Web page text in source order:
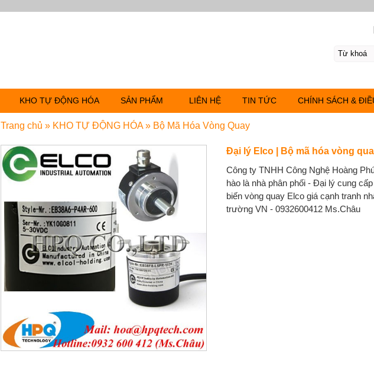
Đại lý Elco | Bộ mã hóa vòng
Công ty TNHH Công Nghệ Hoàng
hào là nhà phân phối - Đại lý cung
biến vòng quay Elco giá cạnh tranh
trường VN - 0932600412 Ms.Châu
Trang chủ » KHO TỰ ĐỘNG HÓA » Bộ Mã Hóa Vòng Quay
KHO TỰ ĐỘNG HÓA SẢN PHẨM LIÊN HỆ TIN TỨC CHÍNH SÁCH &